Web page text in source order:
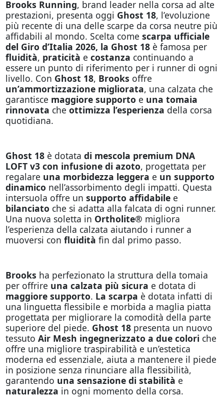
Brooks Running, brand leader nella corsa ad alte
prestazioni, presenta oggi Ghost 18, l’evoluzione
più recente di una delle scarpe da corsa neutre più
affidabili al mondo. Scelta come scarpa ufficiale
del Giro d’Italia 2026, la Ghost 18 è famosa per
fluidità, praticità e costanza continuando a
essere un punto di riferimento per i runner di ogni
livello. Con Ghost 18, Brooks offre
un’ammortizzazione migliorata, una calzata che
garantisce maggiore supporto e una tomaia
rinnovata che ottimizza l’esperienza della corsa
quotidiana.
Ghost 18è dotata di mescola premium DNA
LOFT v3 con infusione di azoto, progettata per
regalare una morbidezza leggera e un supporto
dinamico nell’assorbimento degli impatti. Questa
intersuola offre un supporto affidabilee
bilanciato che si adatta alla falcata di ogni runner.
Una nuova soletta in Ortholite® migliora
l’esperienza della calzata aiutando i runner a
muoversi con fluidità fin dal primo passo.
Brooks ha perfezionato la struttura della tomaia
per offrire una calzata più sicura e dotata di
maggiore supporto. La scarpa è dotata infatti di
una linguetta flessibile e morbida a maglia piatta
progettata per migliorare la comodità della parte
superiore del piede. Ghost 18 presenta un nuovo
tessuto Air Mesh ingegnerizzato a due colori che
offre una migliore traspirabilità e un’estetica
moderna ed essenziale, aiuta a mantenere il piede
in posizione senza rinunciare alla flessibilità,
garantendo una sensazione di stabilità e
naturalezza in ogni momento della corsa.